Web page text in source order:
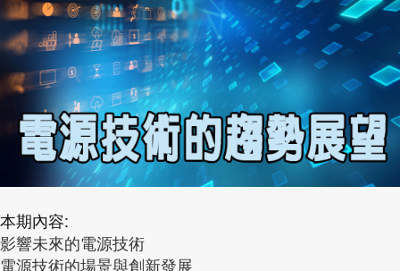
本期內容:
影響未來的電源技術
電源技術的場景與創新發展